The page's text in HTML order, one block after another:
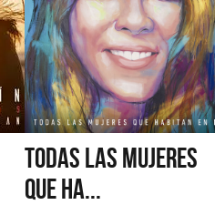
TODAS LAS MUJERES
QUE HA...